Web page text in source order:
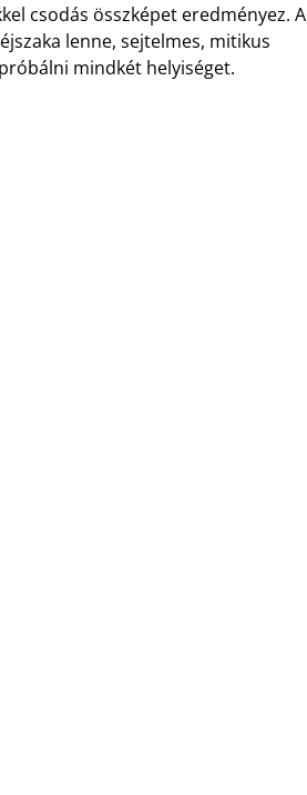
csodás összképet eredményez. A
lenne, sejtelmes, mitikus
mindkét helyiséget.